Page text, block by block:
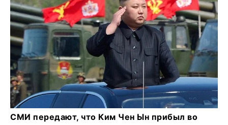
СМИ передают, что Ким Чен Ын прибыл во